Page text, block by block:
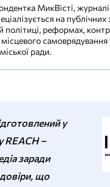
МикВісті,
на публічних
політиці, реформах,
місцевого самоврядування
ради.
у
REACH –
заради
довіри, що